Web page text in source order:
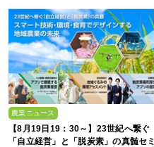
農業ニュース
【8月19日19：30～】23世紀へ繋ぐ
「自立経営」と「脱炭素」の真髄セミ